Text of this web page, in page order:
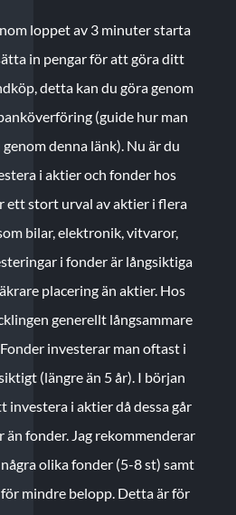
loppet av 3 minuter starta
in pengar för att göra ditt
detta kan du göra genom
(guide hur man
denna länk). Nu är du
i aktier och fonder hos
ett stort urval av aktier i flera
bilar, elektronik, vitvaror,
i fonder är långsiktiga
placering än aktier. Hos
generellt långsammare
investerar man oftast i
(längre än 5 år). I början
investera i aktier då dessa går
än fonder. Jag rekommenderar
olika fonder (5-8 st) samt
mindre belopp. Detta är för